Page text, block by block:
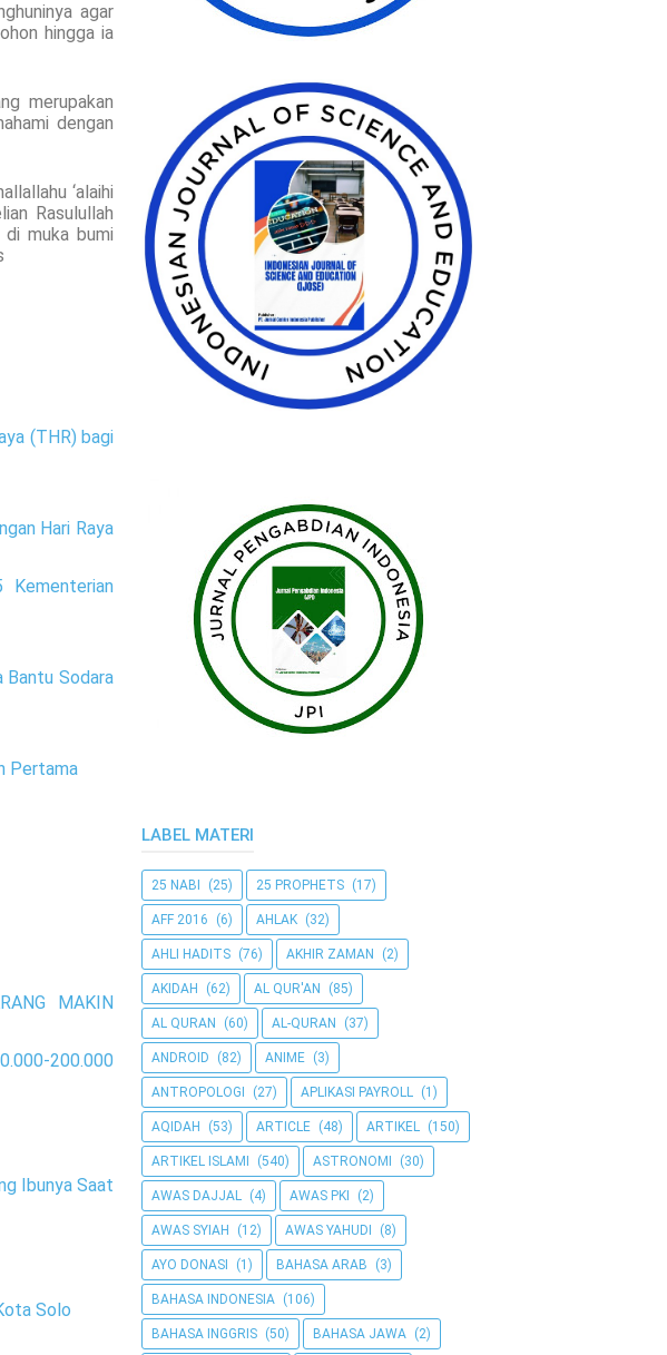
agar
hingga ia
merupakan
dengan
‘alaihi
Rasulullah
di muka bumi
(THR) bagi
Hari Raya
Kementerian
Bantu Sodara
Pertama
MAKIN
200.000
Ibunya Saat
Solo
LABEL MATERI
25 NABI (25) 25 PROPHETS (17)
AFF 2016 (6) AHLAK (32)
AHLI HADITS (76) AKHIR ZAMAN (2)
AKIDAH (62) AL QUR'AN (85)
AL QURAN (60) AL-QURAN (37)
ANDROID (82) ANIME (3)
ANTROPOLOGI (27) APLIKASI PAYROLL (1)
AQIDAH (53) ARTICLE (48) ARTIKEL (150)
ARTIKEL ISLAMI (540) ASTRONOMI (30)
AWAS DAJJAL (4) AWAS PKI (2)
AWAS SYIAH (12) AWAS YAHUDI (8)
AYO DONASI (1) BAHASA ARAB (3)
BAHASA INDONESIA (106)
BAHASA INGGRIS (50) BAHASA JAWA (2)